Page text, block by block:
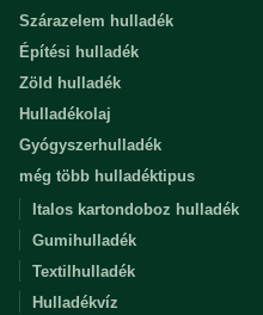
Szárazelem hulladék
Építési hulladék
Zöld hulladék
Hulladékolaj
Gyógyszerhulladék
még több hulladéktipus
Italos kartondoboz hulladék
Gumihulladék
Textilhulladék
Hulladékvíz